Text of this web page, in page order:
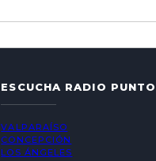
ESCUCHA RADIO
VALPARAÍSO
CONCEPCIÓN
LOS ÁNGELES